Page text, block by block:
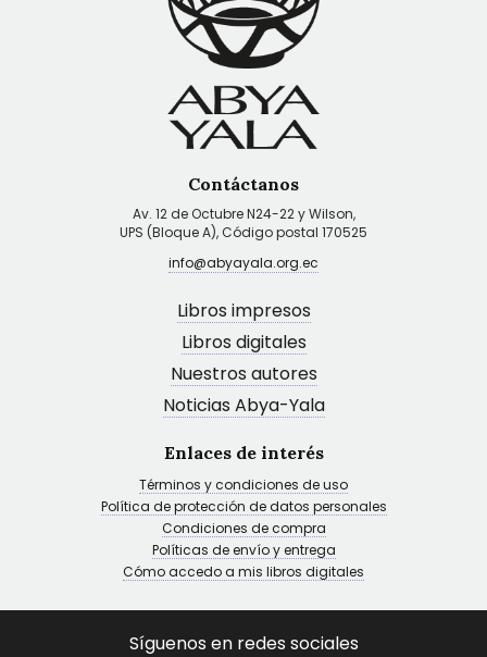
Contáctanos
Av. 12 de Octubre N24-22 y Wilson,
UPS (Bloque A), Código postal 170525
info@abyayala.org.ec
Libros impresos
Libros digitales
Nuestros autores
Noticias Abya-Yala
Enlaces de interés
Términos y condiciones de uso
Política de protección de datos personales
Condiciones de compra
Políticas de envío y entrega
Cómo accedo a mis libros digitales
Síguenos en redes sociales